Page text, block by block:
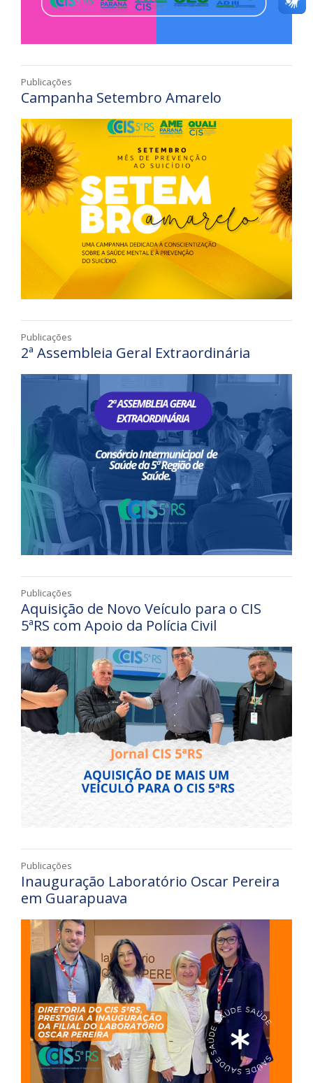
Publicações
Campanha Setembro Amarelo
Publicações
2ª Assembleia Geral Extraordinária
Publicações
Aquisição de Novo Veículo para o CIS
5ªRS com Apoio da Polícia Civil
Publicações
Inauguração Laboratório Oscar Pereira
em Guarapuava